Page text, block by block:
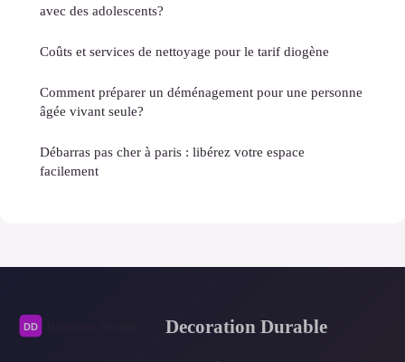
avec des adolescents?
Coûts et services de nettoyage pour le tarif diogène
Comment préparer un déménagement pour une personne
âgée vivant seule?
Débarras pas cher à paris : libérez votre espace
facilement
Decoration Durable